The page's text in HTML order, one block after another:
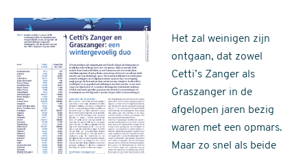
Het zal weinigen zijn
ontgaan, dat zowel
Cetti’s Zanger als
Graszanger in de
afgelopen jaren bezig
waren met een opmars.
Maar zo snel als beide